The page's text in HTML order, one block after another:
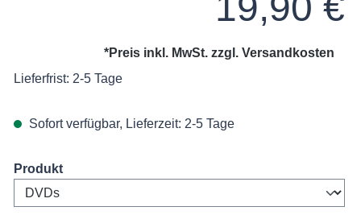
*Preis inkl. MwSt. zzgl. Versandkosten
Lieferfrist: 2-5 Tage
Sofort verfügbar, Lieferzeit: 2-5 Tage
Select
Produkt